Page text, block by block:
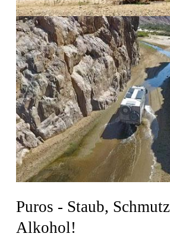
Puros - Staub,
Alkohol!